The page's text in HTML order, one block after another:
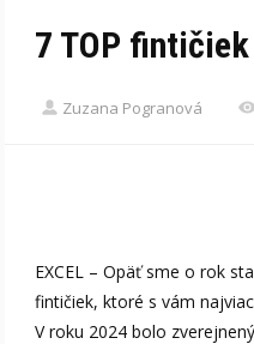
7 TOP
Zuzana Pogranová
EXCEL – Opäť sme o rok
fintičiek, ktoré s vám
V roku 2024 bolo